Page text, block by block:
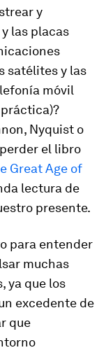
y
las placas
satélites y las
móvil
Nyquist o
el libro
Great Age of
lectura de
presente.
para entender
muchas
ya que los
excedente de
que